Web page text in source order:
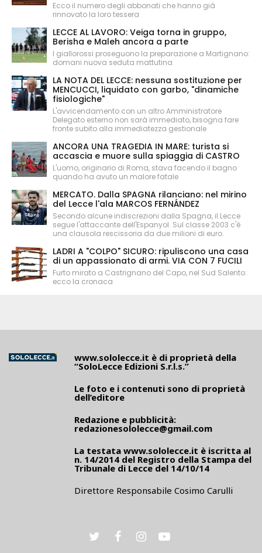
Ecco il numero degli abbonati che hanno già
rinnovato la loro tessera
LECCE AL LAVORO: Veiga torna in gruppo,
Berisha e Maleh ancora a parte
I giallorossi proseguono la preparazione a Martignano:
domani nuova seduta mattutina
LA NOTA DEL LECCE: nessuna sostituzione per
MENCUCCI, liquidato con garbo, "dinamiche
fisiologiche"
L'avvicendamento con un altro Amministratore
Delegato esterno non sarà immediato, bisogna fare
fronte subito alla immediatezza gestionale
ANCORA UNA TRAGEDIA IN MARE: turista si
accascia e muore sulla spiaggia di CASTRO
L'uomo, originario di Roma, stava facendo il bagno
quando ha avuto un malore fatale
MERCATO. Dalla SPAGNA rilanciano: nel mirino
del Lecce l'ala MARCOS FERNÁNDEZ
Secondo alcune indiscrezioni dalla Spagna, il Lecce
segue l'attaccante dell'Espanyol. Sul classe 2003 c'è
una clausola rescissoria da due milioni di euro.
LADRI A "COLPO" SICURO: ripuliscono una casa
di un appassionato di armi. VIA CON 7 FUCILI
Furto mirato a Castrignano del Capo, nel Sud Salento:
ecco la cronaca
www.sololecce.it è di proprietà della
“SoloLecce Edizioni S.r.l.s.”
Le foto e i contenuti sono di proprietà
dell’editore
Redazione e pubblicità:
redazionesololecce@gmail.com
La testata www.sololecce.it è iscritta al
n. 14/2014 del Registro della Stampa del
Tribunale di Lecce del 14/10/14
Direttore Responsabile Cosimo Carulli